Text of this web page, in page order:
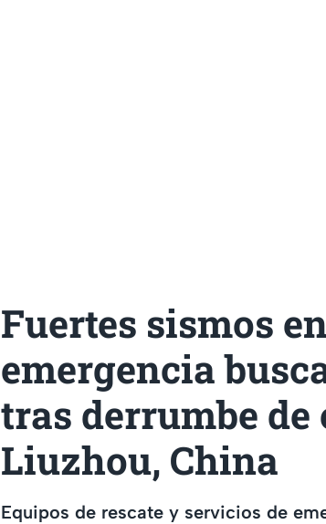
Fuertes sismos
emergencia
tras derrumbe
Liuzhou, China
Equipos de rescate y servicios de